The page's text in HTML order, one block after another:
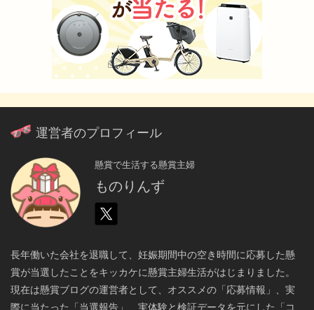
運営者のプロフィール
懸賞で生活する懸賞主婦
ものりんず
長年働いた会社を退職して、妊娠期間中の空き時間に応募した懸
賞が当選したことをキッカケに懸賞主婦生活がはじまりました。
現在は懸賞ブログの運営者として、オススメの「応募情報」、実
際に当たった「当選報告」、実体験と検証データを元にした「コ